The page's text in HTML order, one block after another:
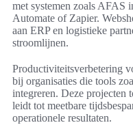
met systemen zoals AFAS
Automate of Zapier.
aan ERP en logistieke
stroomlijnen.
Productiviteitsverbetering
bij organisaties die tools
integreren. Deze projecten
leidt tot meetbare
operationele resultaten.